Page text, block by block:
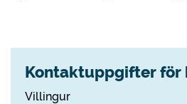
Kontaktuppgifter för
Villingur